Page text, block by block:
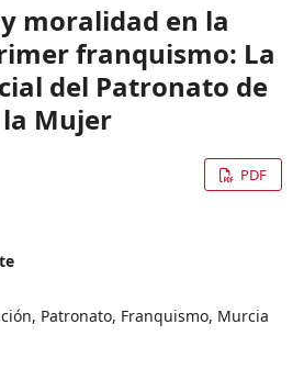
moralidad en la
franquismo: La
del Patronato de
Mujer
PDF
Patronato, Franquismo, Murcia